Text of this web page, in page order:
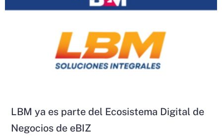
LBM ya es parte del Ecosistema Digital de
Negocios de eBIZ